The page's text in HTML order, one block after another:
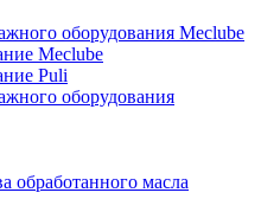
оборудования Meclube
Meclube
Puli
оборудования
обработанного масла